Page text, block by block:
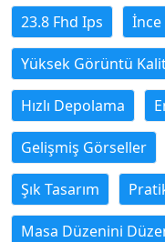
23.8 Fhd Ips İnce
Yüksek Görüntü
Hızlı Depolama
Gelişmiş Görseller
Şık Tasarım
Masa Düzenini